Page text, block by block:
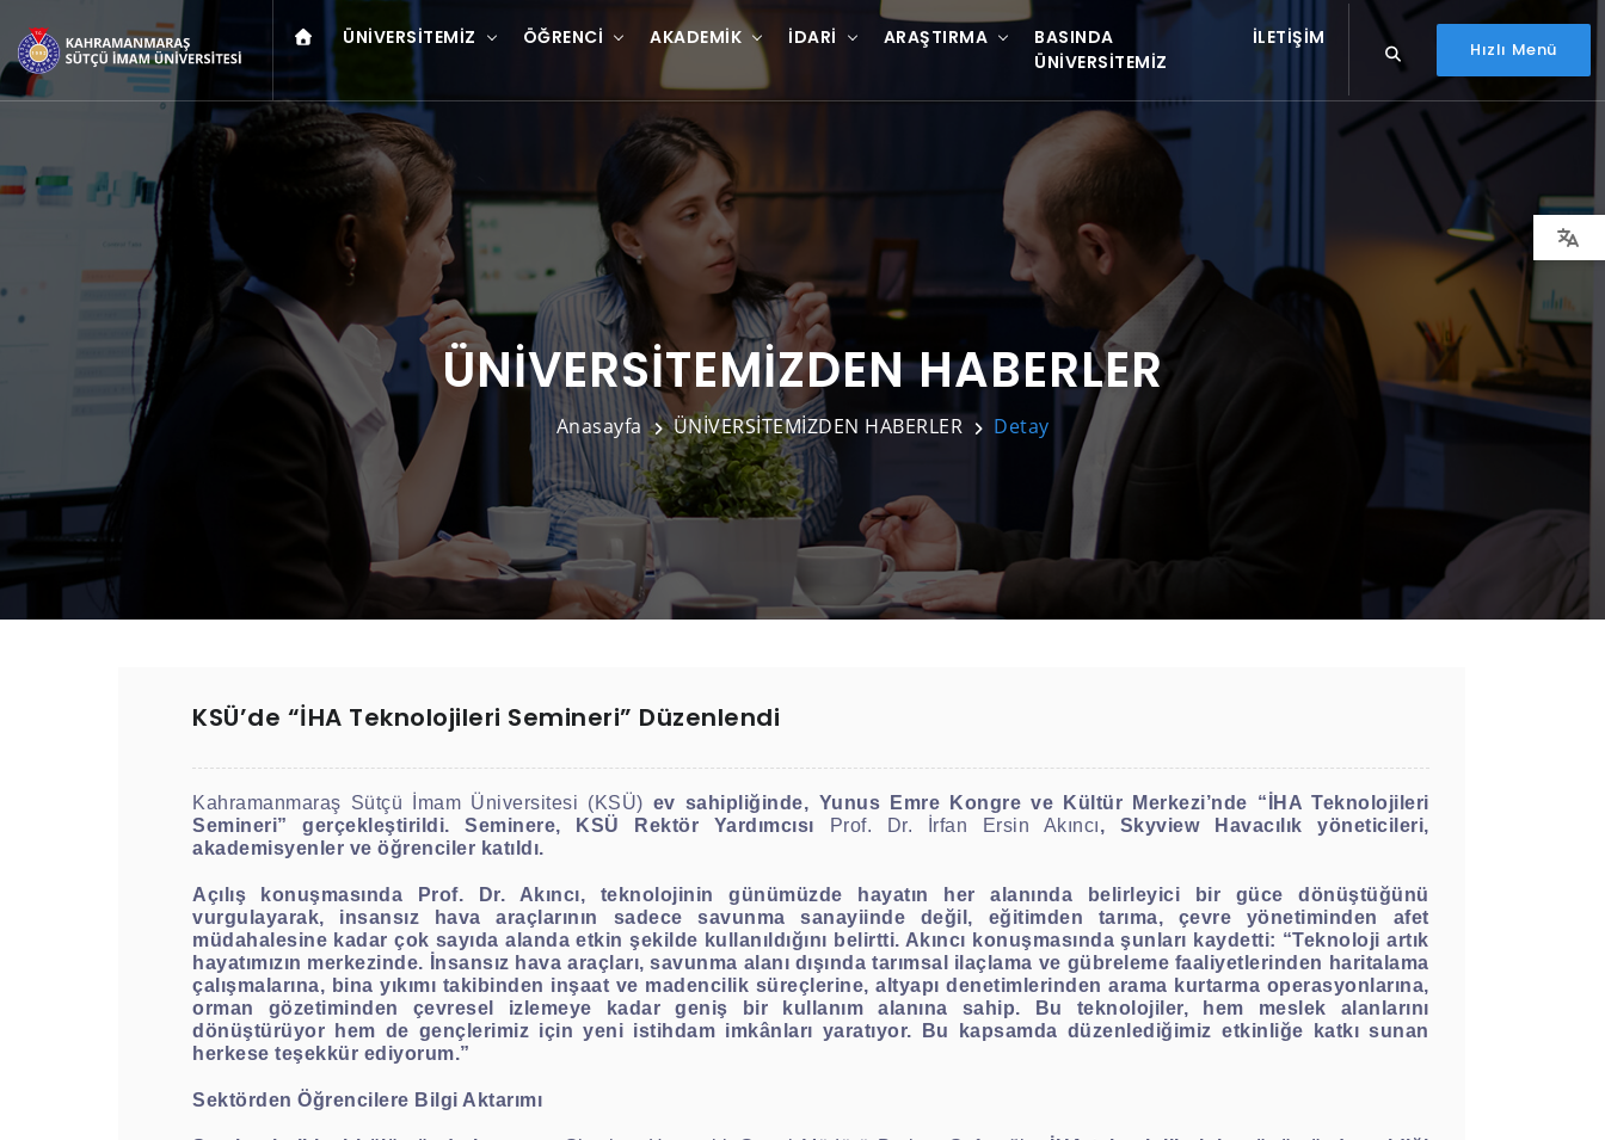
ÜNIVERSITEMIZ ÖĞRENCI AKADEMIK İDARI ARAŞTIRMA
BASINDA
ÜNIVERSITEMIZ
İLETIŞIM
Hızlı Menü
ÜNİVERSİTEMİZDEN HABERLER
Anasayfa ÜNİVERSİTEMİZDEN HABERLER Detay
KSÜ’de “İHA Teknolojileri Semineri” Düzenlendi
Kahramanmaraş Sütçü İmam Üniversitesi (KSÜ) ev sahipliğinde, Yunus Emre Kongre ve Kültür Merkezi’nde “İHA Teknolojileri
Semineri” gerçekleştirildi. Seminere, KSÜ Rektör Yardımcısı
Prof. Dr. İrfan Ersin Akıncı, Skyview Havacılık yöneticileri,
akademisyenler ve öğrenciler katıldı.
Açılış konuşmasında Prof. Dr. Akıncı, teknolojinin günümüzde hayatın her alanında belirleyici bir güce dönüştüğünü
vurgulayarak, insansız hava araçlarının sadece savunma sanayiinde değil, eğitimden tarıma, çevre yönetiminden afet
müdahalesine kadar çok sayıda alanda etkin şekilde kullanıldığını belirtti. Akıncı konuşmasında şunları kaydetti: “Teknoloji artık
hayatımızın merkezinde. İnsansız hava araçları, savunma alanı dışında tarımsal ilaçlama ve gübreleme faaliyetlerinden haritalama
çalışmalarına, bina yıkımı takibinden inşaat ve madencilik süreçlerine, altyapı denetimlerinden arama kurtarma operasyonlarına,
orman gözetiminden çevresel izlemeye kadar geniş bir kullanım alanına sahip. Bu teknolojiler, hem meslek alanlarını
dönüştürüyor hem de gençlerimiz için yeni istihdam imkânları yaratıyor. Bu kapsamda düzenlediğimiz etkinliğe katkı sunan
herkese teşekkür ediyorum.”
Sektörden Öğrencilere Bilgi Aktarımı